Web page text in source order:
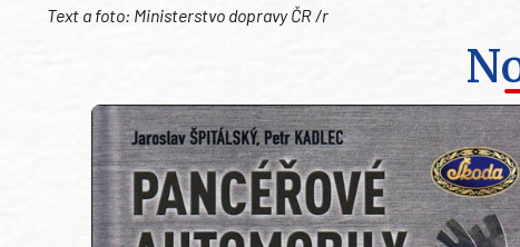
Text a foto: Ministerstvo dopravy ČR /r